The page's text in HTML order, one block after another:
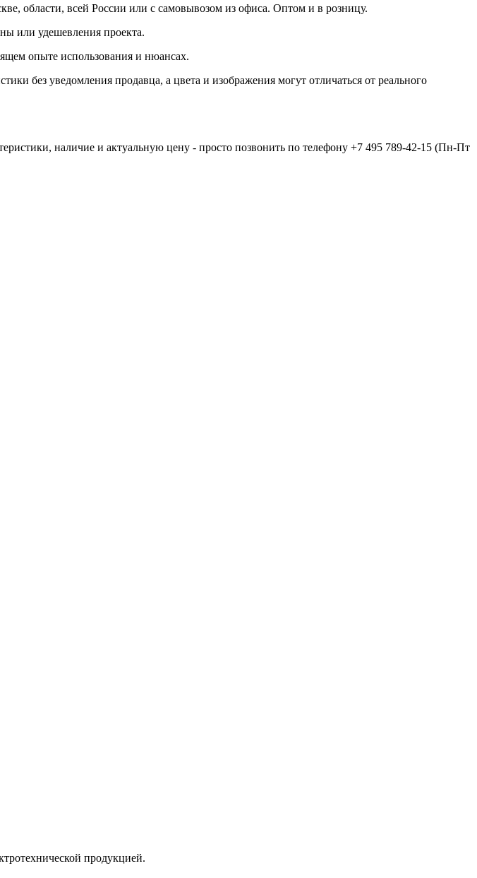
области, всей России или с самовывозом из офиса. Оптом и в розницу.
или удешевления проекта.
опыте использования и нюансах.
без уведомления продавца, а цвета и изображения могут отличаться от реального
наличие и актуальную цену - просто позвонить по телефону +7 495 789-42-15 (Пн-Пт
продукцией.